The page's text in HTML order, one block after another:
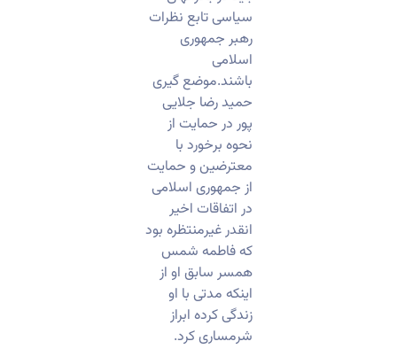
سیاسی تابع نظرات
رهبر جمهوری
اسلامی
باشند.موضع گیری
حمید رضا جلایی
پور در حمایت از
نحوه برخورد با
معترضین و حمایت
از جمهوری اسلامی
در اتفاقات اخیر
انقدر غیرمنتظره بود
که فاطمه شمس
همسر سابق او از
اینکه مدتی با او
زندگی کرده ابراز
شرمساری کرد.